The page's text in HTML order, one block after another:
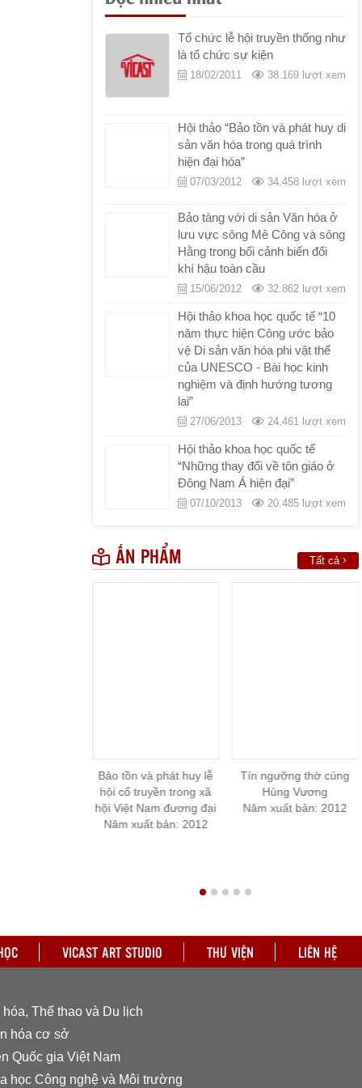
qd224.bvhttdl.banhanhungxu.pdf
Tổ chức lễ hội truyền thống như
là tổ chức sự kiện
18/02/2011 38.169 lượt xem
Hội thảo “Bảo tồn và phát huy di
sản văn hóa trong quá trình
hiện đại hóa”
07/03/2012 34.458 lượt xem
Bảo tàng với di sản Văn hóa ở
lưu vực sông Mê Công và sông
Hằng trong bối cảnh biến đổi
khí hậu toàn cầu
15/06/2012 32.862 lượt xem
Hội thảo khoa học quốc tế “10
năm thực hiện Công ước bảo
vệ Di sản văn hóa phi vật thể
của UNESCO - Bài học kinh
nghiệm và định hướng tương
lai”
27/06/2013 24.461 lượt xem
Hội thảo khoa học quốc tế
“Những thay đổi về tôn giáo ở
Đông Nam Á hiện đại”
07/10/2013 20.485 lượt xem
ẤN PHẨM Tất cả
Bảo tồn và phát huy lễ
hội cổ truyền trong xã
hội Việt Nam đương đại
Năm xuất bản: 2012
Tín ngưỡng thờ cúng
Hùng Vương
Năm xuất bản: 2012
VICAST ART STUDIO THƯ VIỆN LIÊN HỆ
hóa, Thể thao và Du lịch
hóa cơ sở
Quốc gia Việt Nam
học Công nghệ và Môi trường